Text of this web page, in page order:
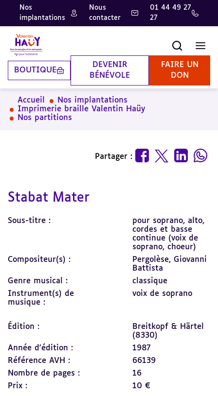
Aller
contenu
principal
Aller
pied
de
page
Aller
la
recherche
Nos
implantations
Nous
contacter
01 44 49 27
27
BOUTIQUE
DEVENIR
BÉNÉVOLE
FAIRE UN
DON
Accueil
Nos implantations
Imprimerie braille Valentin Haüy
Nos partitions
Partager :
Stabat Mater
Sous-titre :
pour soprano, alto,
cordes et basse
continue (voix de
soprano, choeur)
Compositeur(s) :
Pergolèse, Giovanni
Battista
Genre musical :
classique
Instrument(s) de
musique :
voix de soprano
Édition :
Breitkopf & Härtel
(8330)
Année d'édition :
1987
Référence AVH :
66139
Nombre de pages :
16
Prix :
10 €